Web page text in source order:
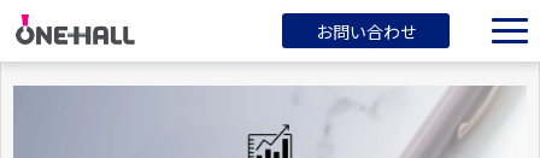
お問い合わせ
ONEHALLとは？
サービス一覧